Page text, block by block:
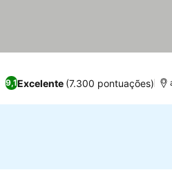
9,1Excelente (7.300 pontuações)